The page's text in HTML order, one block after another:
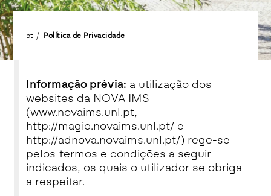
pt Política de Privacidade
Informação prévia: a utilização dos
websites da NOVA IMS
(www.novaims.unl.pt,
http://magic.novaims.unl.pt/e
http://adnova.novaims.unl.pt/) rege-se
pelos termos e condições a seguir
indicados, os quais o utilizador se obriga
a respeitar.